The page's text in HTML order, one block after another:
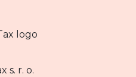
s. r. o.